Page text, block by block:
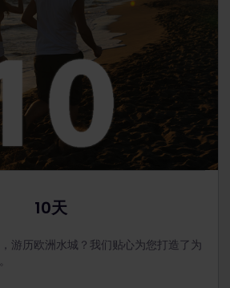
10天
游历欧洲水城？我们贴心为您打造了为